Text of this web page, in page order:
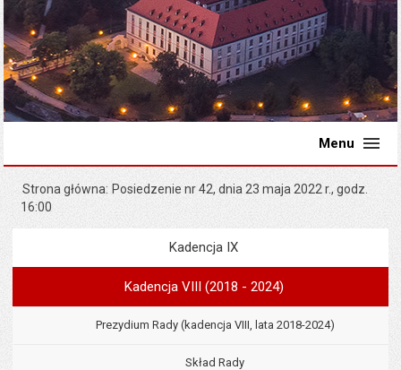
Menu
Strona główna Posiedzenie nr 42, dnia 23 maja 2022 r., godz.
16:00
Menu
Kadencja IX
Kadencja VIII (2018 - 2024)
Prezydium Rady (kadencja VIII, lata 2018-2024)
Skład Rady